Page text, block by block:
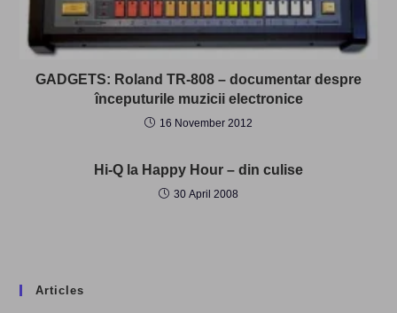
GADGETS: Roland TR-808 – documentar despre
începuturile muzicii electronice
16 November 2012
Hi-Q la Happy Hour – din culise
30 April 2008
Articles